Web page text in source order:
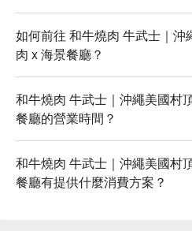
如何前往 和牛燒肉 牛武士｜沖
肉 x 海景餐廳？
和牛燒肉 牛武士｜沖繩美國村
餐廳的營業時間？
和牛燒肉 牛武士｜沖繩美國村
餐廳有提供什麼消費方案？